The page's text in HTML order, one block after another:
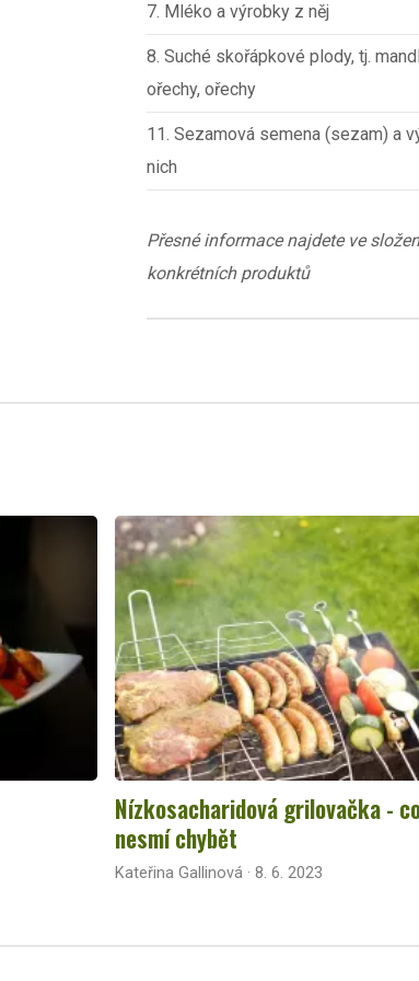
7. Mléko a výrobky z něj
8. Suché skořápkové plody, tj.
ořechy, ořechy
11. Sezamová semena (sezam) a
nich
Přesné informace najdete ve
konkrétních produktů
Nízkosacharidová grilovačka -
nesmí chybět
Kateřina Gallinová · 8. 6. 2023